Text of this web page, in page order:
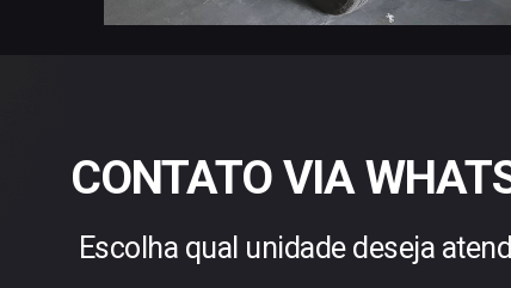
CONTATO VIA
Escolha qual unidade deseja